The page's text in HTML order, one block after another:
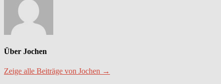
Über Jochen
Zeige alle Beiträge von Jochen →